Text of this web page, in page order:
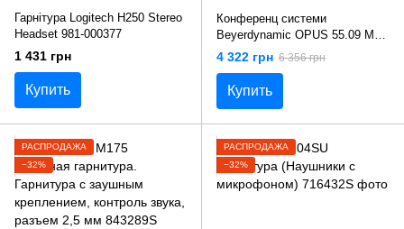
Гарнітура Logitech H250 Stereo
Headset 981-000377
1 431 грн
Купить
Конференц системи
Beyerdynamic OPUS 55.09 Mk
II SC Мікрофон
4 322 грн 6 356 грн
Купить
РАСПРОДАЖА
−32%
РАСПРОДАЖА
−32%